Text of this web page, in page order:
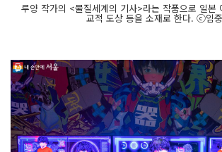
루양 작가의 <물질세계의 기사>라는 작품으로 일본
교적 도상 등을 소재로 한다. ⓒ임